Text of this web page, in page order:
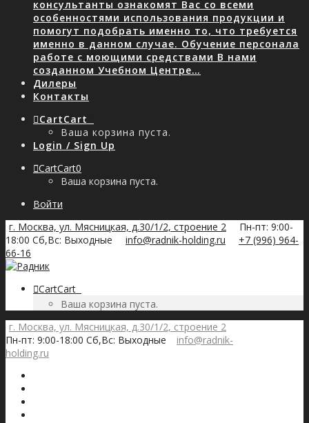
консультанты ознакомят Вас со всеми
особенностями использования продукции и
помогут подобрать именно то, что требуется
именно в данном случае. Обучение персонала
работе с моющими средствами В нами
созданном Учебном Центре…
Дилеры
Контакты
CartCart
Ваша корзина пуста.
Login / Sign Up
CartCart0
Ваша корзина пуста.
Войти
г. Москва, ул. Мясницкая, д.30/1/2, строение 2
Пн-пт: 9:00-
18:00 Сб,Вс: Выходные
info@radnik-holding.ru
+7 (996) 964-
66-16
CartCart
Ваша корзина пуста.
г. Москва, ул. Мясницкая, д.30/1/2, строение 2
Пн-пт: 9:00-18:00 Сб,Вс: Выходные
info@radnik-
holding.ru